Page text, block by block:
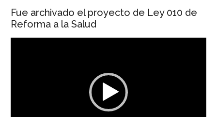
Fue archivado el proyecto de Ley 010 de
Reforma a la Salud